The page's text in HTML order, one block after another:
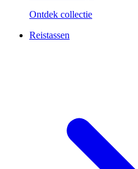
Ontdek collectie
Reistassen